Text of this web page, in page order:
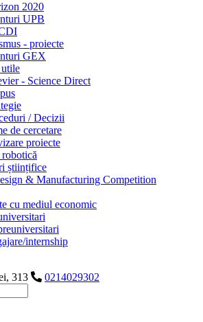
2020
UPB
- proiecte
GEX
- Science Direct
/ Decizii
de cercetare
proiecte
științifice
& Manufacturing Competition
cu mediul economic
internship
313
0214029302